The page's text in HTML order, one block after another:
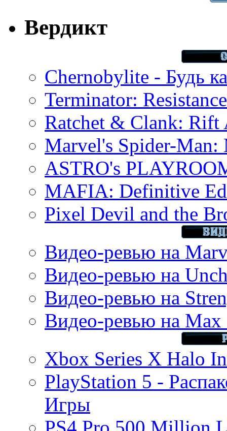
Вердикт
Chernobylite - Будь
Terminator:
Ratchet & Clank: Rift
Marvel's Spider-Man:
ASTRO's
MAFIA: Definitive
Pixel Devil and the
Видео-ревью на
Видео-ревью на
Видео-ревью на
Видео-ревью на Max
Xbox Series X Halo
PlayStation 5 -
Игры